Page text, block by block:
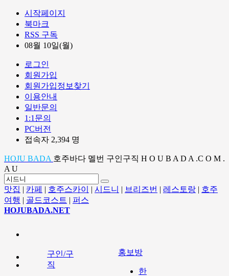
시작페이지
북마크
RSS 구독
08월 10일(월)
로그인
회원가입
회원가입정보찾기
이용안내
일반문의
1:1문의
PC버전
접속자 2,394 명
HOJU BADA 호주바다 멜번 구인구직 H O U B A D A .C O M .
A U
맛집 | 카페 | 호주스카이 | 시드니 | 브리즈번 | 레스토랑 | 호주
여행 | 골드코스트 | 퍼스
HOJUBADA.NET
구인/구
직
홍보방
한